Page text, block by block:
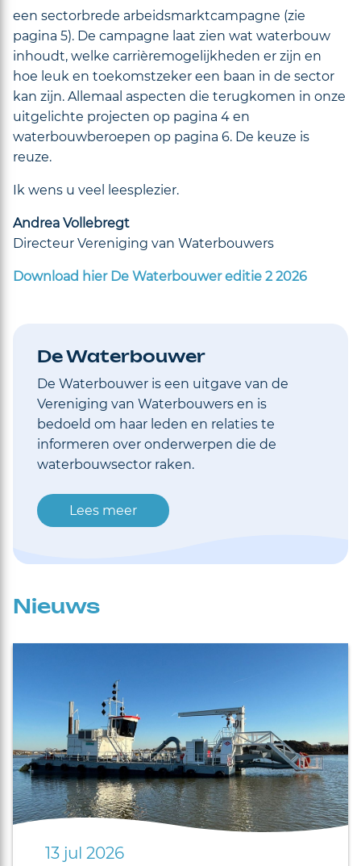
een sectorbrede arbeidsmarktcampagne (zie
pagina 5). De campagne laat zien wat waterbouw
inhoudt, welke carrièremogelijkheden er zijn en
hoe leuk en toekomstzeker een baan in de sector
kan zijn. Allemaal aspecten die terugkomen in onze
uitgelichte projecten op pagina 4 en
waterbouwberoepen op pagina 6. De keuze is
reuze.
Ik wens u veel leesplezier.
Andrea Vollebregt
Directeur Vereniging van Waterbouwers
Download hier De Waterbouwer editie 2 2026
De Waterbouwer
De Waterbouwer is een uitgave van de
Vereniging van Waterbouwers en is
bedoeld om haar leden en relaties te
informeren over onderwerpen die de
waterbouwsector raken.
Lees meer
Nieuws
13 jul 2026